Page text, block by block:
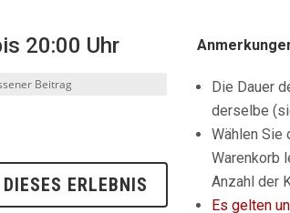
20:00 Uhr
ERLEBNIS
Die Dauer
derselbe
Wählen Sie
Warenkorb
Anzahl der
Es gelten